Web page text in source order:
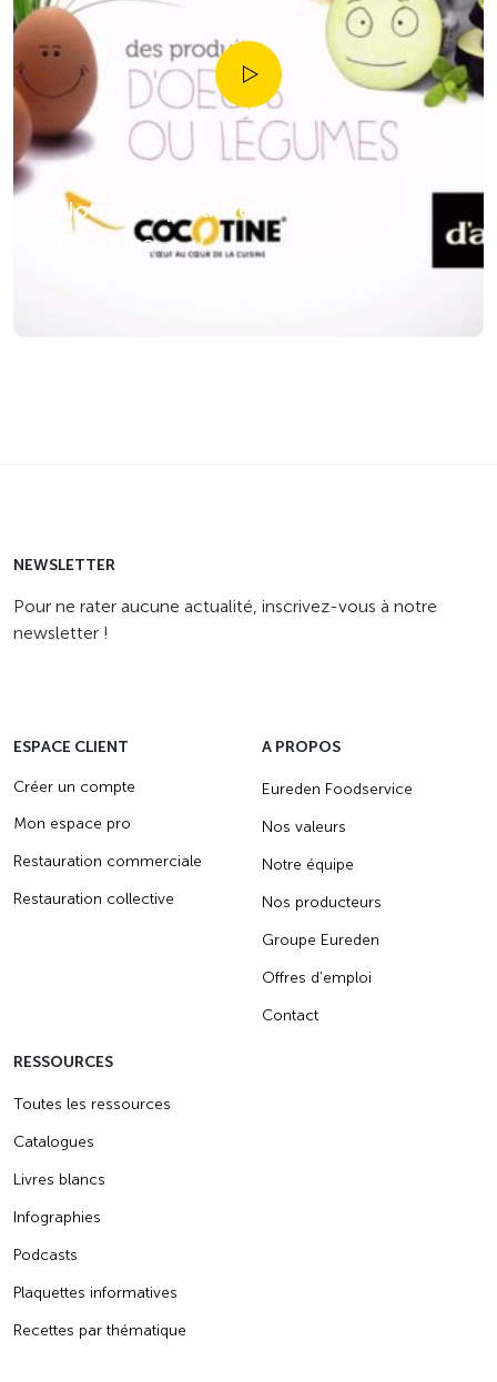
Notre coopérative daucy &
Cocotine
NEWSLETTER
Pour ne rater aucune actualité, inscrivez-vous à notre
newsletter !
ESPACE CLIENT
Créer un compte
Mon espace pro
Restauration commerciale
Restauration collective
A PROPOS
Eureden Foodservice
Nos valeurs
Notre équipe
Nos producteurs
Groupe Eureden
Offres d’emploi
Contact
RESSOURCES
Toutes les ressources
Catalogues
Livres blancs
Infographies
Podcasts
Plaquettes informatives
Recettes par thématique